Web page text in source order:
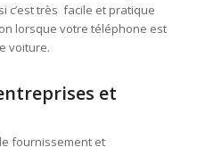
c’est très facile et pratique
lorsque votre téléphone est
voiture.
et
fournissement et